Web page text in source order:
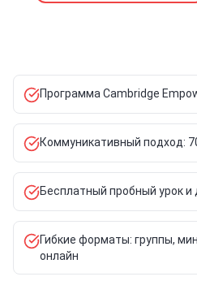
Программа Cambridge
Коммуникативный подход:
Бесплатный пробный урок и
Гибкие форматы: группы,
онлайн